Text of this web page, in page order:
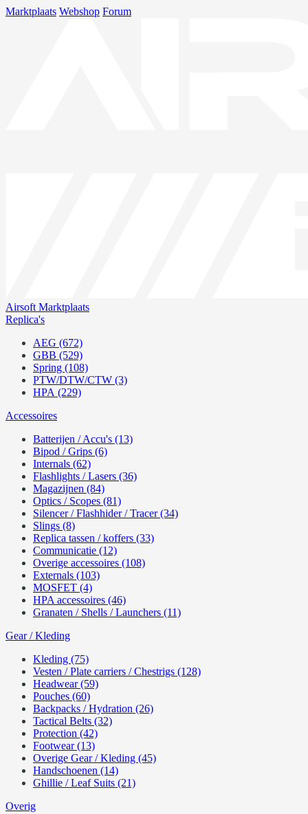
Marktplaats Webshop Forum
Airsoft Marktplaats
Replica's
AEG (672)
GBB (529)
Spring (108)
PTW/DTW/CTW (3)
HPA (229)
Accessoires
Batterijen / Accu's (13)
Bipod / Grips (6)
Internals (62)
Flashlights / Lasers (36)
Magazijnen (84)
Optics / Scopes (81)
Silencer / Flashhider / Tracer (34)
Slings (8)
Replica tassen / koffers (33)
Communicatie (12)
Overige accessoires (108)
Externals (103)
MOSFET (4)
HPA accessoires (46)
Granaten / Shells / Launchers (11)
Gear / Kleding
Kleding (75)
Vesten / Plate carriers / Chestrigs (128)
Headwear (59)
Pouches (60)
Backpacks / Hydration (26)
Tactical Belts (32)
Protection (42)
Footwear (13)
Overige Gear / Kleding (45)
Handschoenen (14)
Ghillie / Leaf Suits (21)
Overig